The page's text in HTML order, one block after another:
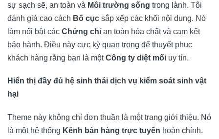
sự sạch sẽ, an toàn và Môi trường sống trong lành. Tôi
đánh giá cao cách Bố cục sắp xếp các khối nội dung. Nó
làm nổi bật các Chứng chỉ an toàn hóa chất và cam kết
bảo hành. Điều này cực kỳ quan trọng để thuyết phục
khách hàng rằng bạn là mộtCông ty diệt mối uy tín.
Hiển thị đầy đủ hệ sinh thái dịch vụ kiểm soát sinh vật
hại
Theme này không chỉ đơn thuần là một trang giới thiệu. Nó
là một hệ thống Kênh bán hàng trực tuyến hoàn chỉnh.